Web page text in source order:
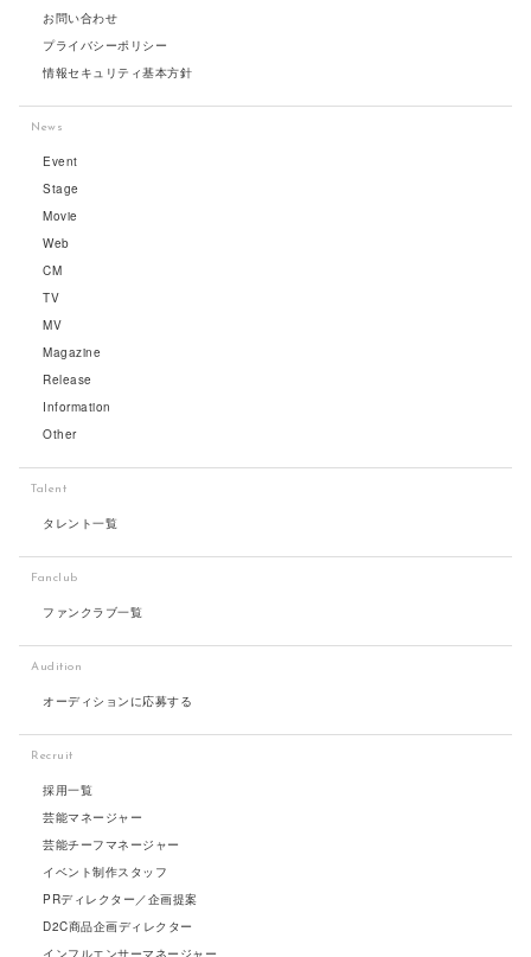
お問い合わせ
プライバシーポリシー
情報セキュリティ基本方針
News
Event
Stage
Movie
Web
CM
TV
MV
Magazine
Release
Information
Other
Talent
タレント一覧
Fanclub
ファンクラブ一覧
Audition
オーディションに応募する
Recruit
採用一覧
芸能マネージャー
芸能チーフマネージャー
イベント制作スタッフ
PRディレクター／企画提案
D2C商品企画ディレクター
インフルエンサーマネージャー